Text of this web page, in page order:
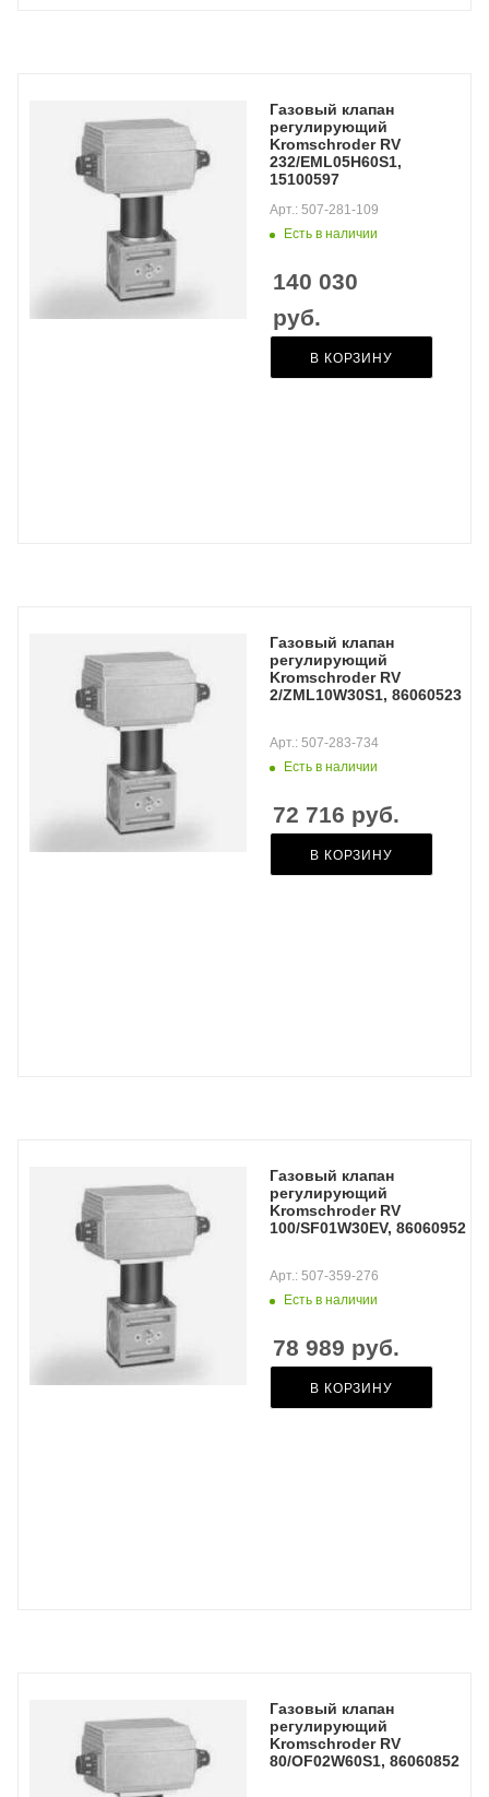
Газовый клапан
регулирующий
Kromschroder RV
232/EML05H60S1,
15100597
Есть в наличии
Арт.: 507-281-109
140 030
руб.
В КОРЗИНУ
Газовый клапан
регулирующий
Kromschroder RV
2/ZML10W30S1, 86060523
Есть в наличии
Арт.: 507-283-734
72 716 руб.
В КОРЗИНУ
Газовый клапан
регулирующий
Kromschroder RV
100/SF01W30EV, 86060952
Есть в наличии
Арт.: 507-359-276
78 989 руб.
В КОРЗИНУ
Газовый клапан
регулирующий
Kromschroder RV
80/OF02W60S1, 86060852